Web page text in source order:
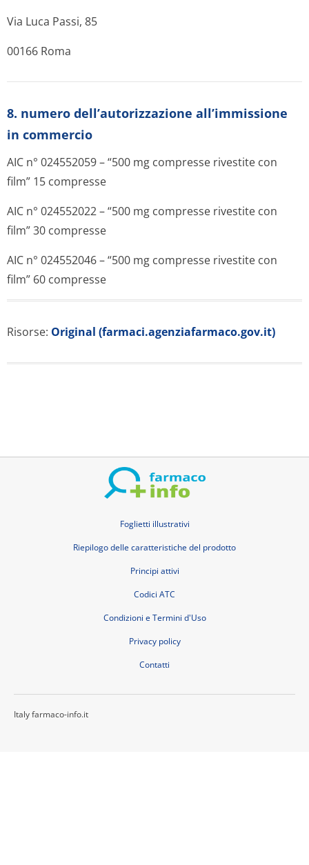
Via Luca Passi, 85
00166 Roma
8. numero dell’autorizzazione all’immissione
in commercio
AIC n° 024552059 – “500 mg compresse rivestite con
film” 15 compresse
AIC n° 024552022 – “500 mg compresse rivestite con
film” 30 compresse
AIC n° 024552046 – “500 mg compresse rivestite con
film” 60 compresse
Risorse: Original (farmaci.agenziafarmaco.gov.it)
Foglietti illustrativi
Riepilogo delle caratteristiche del prodotto
Principi attivi
Codici ATC
Condizioni e Termini d'Uso
Privacy policy
Contatti
Italy farmaco-info.it